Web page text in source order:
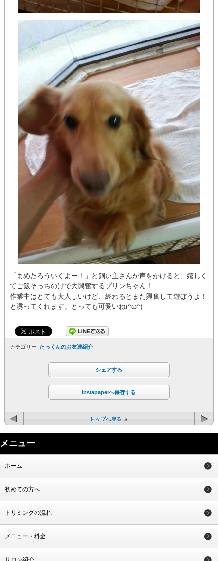
「まめたろういくよー！」と飼い主さんが声をかけると、嬉しく
てご飯そっちのけで大興奮するプリンちゃん！
作業中はとても大人しいけど、終わるとまた興奮して遊ぼうよ！
と誘ってくれます。とっても可愛いね(^ω^)
カテゴリー: たっくんのお友達紹介
シェアする
Instapaperへ保存する
トップへ戻る
メニュー
ホーム
初めての方へ
トリミングの流れ
メニュー・料金
サロン紹介